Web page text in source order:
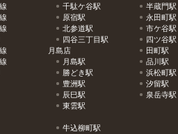
千駄ケ谷駅
原宿駅
北参道駅
四谷三丁目駅
月島店
月島駅
勝どき駅
豊洲駅
辰巳駅
東雲駅
牛込柳町駅
半蔵門駅
永田町駅
市ケ谷駅
四ツ谷駅
田町駅
品川駅
浜松町駅
汐留駅
泉岳寺駅